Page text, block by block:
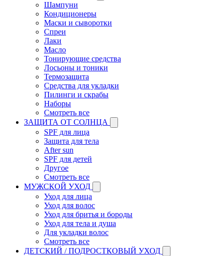
Шампуни
Кондиционеры
Маски и сыворотки
Спреи
Лаки
Масло
Тонирующие средства
Лосьоны и тоники
Термозащита
Средства для укладки
Пилинги и скрабы
Наборы
Смотреть все
ЗАЩИТА ОТ СОЛНЦА
SPF для лица
Защита для тела
After sun
SPF для детей
Другое
Смотреть все
МУЖСКОЙ УХОД
Уход для лица
Уход для волос
Уход для бритья и бороды
Уход для тела и душа
Для укладки волос
Смотреть все
ДЕТСКИЙ / ПОДРОСТКОВЫЙ УХОД